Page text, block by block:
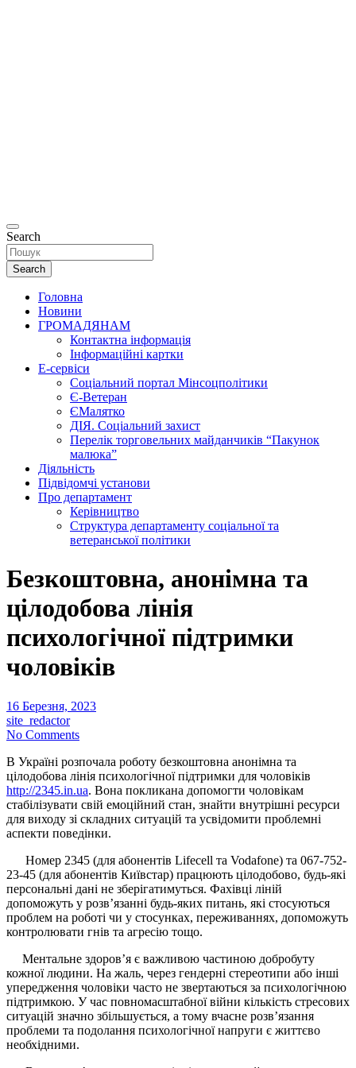
Search
Search
Головна
Новини
ГРОМАДЯНАМ
Контактна інформація
Інформаційні картки
Е-сервіси
Соціальний портал Мінсоцполітики
Є-Ветеран
ЄМалятко
ДІЯ. Соціальний захист
Перелік торговельних майданчиків “Пакунок
малюка”
Діяльність
Підвідомчі установи
Про департамент
Керівництво
Структура департаменту соціальної та
ветеранської політики
Безкоштовна, анонімна та
цілодобова лінія
психологічної підтримки
чоловіків
16 Березня, 2023
site_redactor
No Comments
В Україні розпочала роботу безкоштовна анонімна та
цілодобова лінія психологічної підтримки для чоловіків
http://2345.in.ua. Вона покликана допомогти чоловікам
стабілізувати свій емоційний стан, знайти внутрішні ресурси
для виходу зі складних ситуацій та усвідомити проблемні
аспекти поведінки.
Номер 2345 (для абонентів Lifecell та Vodafone) та 067-752-
23-45 (для абонентів Київстар) працюють цілодобово, будь-які
персональні дані не зберігатимуться. Фахівці ліній
допоможуть у розв’язанні будь-яких питань, які стосуються
проблем на роботі чи у стосунках, переживаннях, допоможуть
контролювати гнів та агресію тощо.
Ментальне здоров’я є важливою частиною добробуту
кожної людини. На жаль, через гендерні стереотипи або інші
упередження чоловіки часто не звертаються за психологічною
підтримкою. У час повномасштабної війни кількість стресових
ситуацій значно збільшується, а тому вчасне розв’язання
проблеми та подолання психологічної напруги є життєво
необхідними.